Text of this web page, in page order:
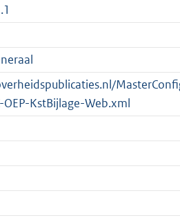
KstBijlage-Web.xml